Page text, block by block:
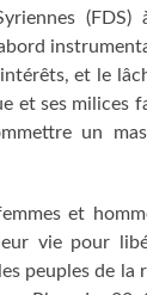
et le
et ses milices
un
et
vie pour
peuples de la